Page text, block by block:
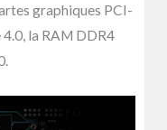
graphiques PCI-
4.0, la RAM DDR4